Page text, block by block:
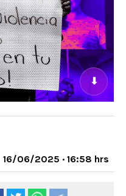
⬇
16/06/2025 · 16:58 hrs